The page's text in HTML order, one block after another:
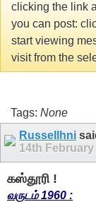
clicking the link
you can post:
start viewing
visit from the
Tags: None
Russellhni
14th February
கஸ்தூரி !
வருடம் 1960 :